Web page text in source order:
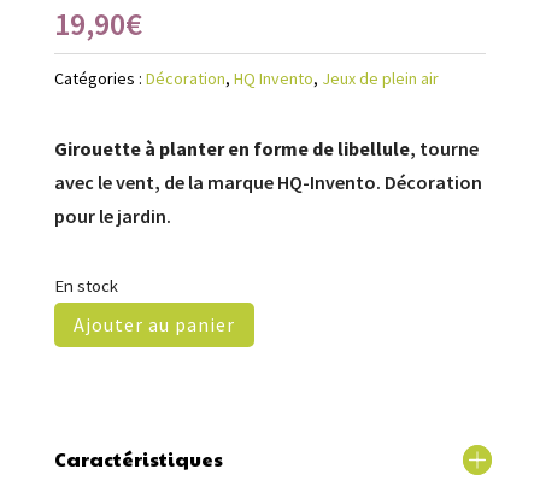
19,90€
Catégories : Décoration, HQ Invento, Jeux de plein air
Girouette à planter en forme de libellule, tourne
avec le vent, de la marque HQ-Invento. Décoration
pour le jardin.
En stock
Ajouter au panier
Caractéristiques